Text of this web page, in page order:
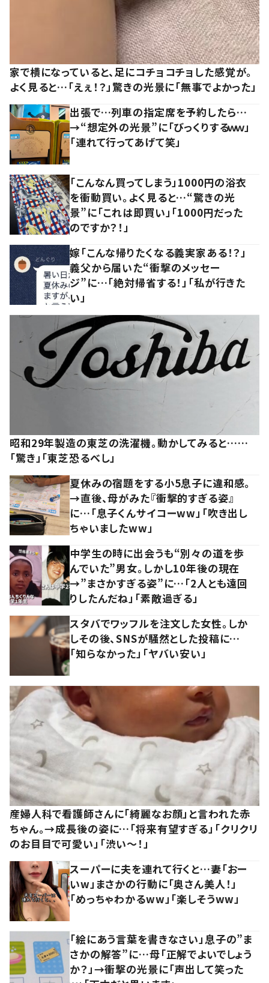
家で横になっていると、足にコチョコチョした感覚が。
よく見ると…「えぇ！？」驚きの光景に「無事でよかった」
出張で…列車の指定席を予約したら…
→“想定外の光景”に「びっくりするｗｗ」
「連れて行ってあげて笑」
「こんなん買ってしまう」1000円の浴衣
を衝動買い。よく見ると…“驚きの光
景”に「これは即買い」「1000円だった
のですか？！」
嫁「こんな帰りたくなる義実家ある！？」
義父から届いた“衝撃のメッセー
ジ”に…「絶対帰省する！」「私が行きた
い」
昭和29年製造の東芝の洗濯機。動かしてみると……
「驚き」「東芝恐るべし」
夏休みの宿題をする小5息子に違和感。
→直後、母がみた『衝撃的すぎる姿』
に…「息子くんサイコーww」「吹き出し
ちゃいましたww」
中学生の時に出会うも“別々の道を歩
んでいた”男女。しかし10年後の現在
→”まさかすぎる姿”に…「2人とも遠回
りしたんだね」「素敵過ぎる」
スタバでワッフルを注文した女性。しか
しその後、SNSが騒然とした投稿に…
「知らなかった」「ヤバい安い」
産婦人科で看護師さんに「綺麗なお顔」と言われた赤
ちゃん。→成長後の姿に…「将来有望すぎる」「クリクリ
のお目目で可愛い」「渋い～！」
スーパーに夫を連れて行くと…妻「おー
いw」まさかの行動に「奥さん美人！」
「めっちゃわかるww」「楽しそうww」
「絵にあう言葉を書きなさい」息子の”ま
さかの解答”に…母「正解でよいでしょう
か？」→衝撃の光景に「声出して笑った